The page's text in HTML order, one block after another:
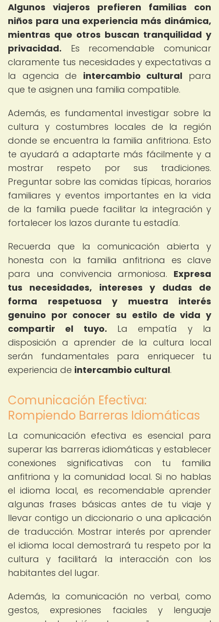
Algunos viajeros prefieren familias con
niños para una experiencia más dinámica,
mientras que otros buscan tranquilidad y
privacidad. Es recomendable comunicar
claramente tus necesidades y expectativas a
la agencia de intercambio cultural para
que te asignen una familia compatible.
Además, es fundamental investigar sobre la
cultura y costumbres locales de la región
donde se encuentra la familia anfitriona. Esto
te ayudará a adaptarte más fácilmente y a
mostrar respeto por sus tradiciones.
Preguntar sobre las comidas típicas, horarios
familiares y eventos importantes en la vida
de la familia puede facilitar la integración y
fortalecer los lazos durante tu estadía.
Recuerda que la comunicación abierta y
honesta con la familia anfitriona es clave
para una convivencia armoniosa. Expresa
tus necesidades, intereses y dudas de
forma respetuosa y muestra interés
genuino por conocer su estilo de vida y
compartir el tuyo. La empatía y la
disposición a aprender de la cultura local
serán fundamentales para enriquecer tu
experiencia de intercambio cultural.
Comunicación Efectiva:
Rompiendo Barreras Idiomáticas
La comunicación efectiva es esencial para
superar las barreras idiomáticas y establecer
conexiones significativas con tu familia
anfitriona y la comunidad local. Si no hablas
el idioma local, es recomendable aprender
algunas frases básicas antes de tu viaje y
llevar contigo un diccionario o una aplicación
de traducción. Mostrar interés por aprender
el idioma local demostrará tu respeto por la
cultura y facilitará la interacción con los
habitantes del lugar.
Además, la comunicación no verbal, como
gestos, expresiones faciales y lenguaje